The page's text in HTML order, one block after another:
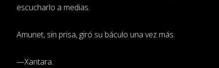
escucharlo a medias.
Amunet, sin prisa, giró su báculo una vez más.
—Xantara.